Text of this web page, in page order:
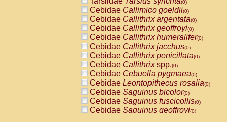
(0)
Cebidae Callimico goeldii(0)
Cebidae Callithrix argentata(0)
Cebidae Callithrix geoffroyi(0)
Cebidae Callithrix humeralifer(0)
Cebidae Callithrix jacchus(0)
Cebidae Callithrix penicillata(0)
Cebidae Callithrixspp.(0)
Cebidae Cebuella pygmaea(0)
Cebidae Leontopithecus rosalia(0)
Cebidae Saguinus bicolor(0)
Cebidae Saguinus fuscicollis(0)
Cebidae Saguinus geoffroyi(0)